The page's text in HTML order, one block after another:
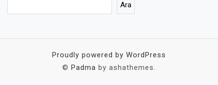
Ara
Proudly powered by WordPress
© Padma by ashathemes.